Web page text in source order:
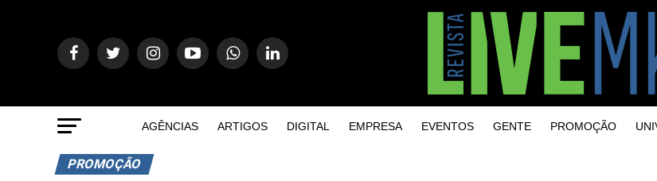
AGÊNCIAS ARTIGOS DIGITAL EMPRESA EVENTOS GENTE PROMOÇÃO
PROMOÇÃO